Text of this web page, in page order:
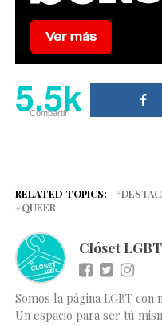
5.5k
Compartir
RELATED TOPICS:
QUEER
Clóset LGBT
Somos la página LGBT con
Un espacio para ser tú